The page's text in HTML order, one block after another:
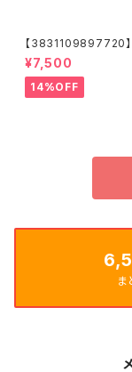
【3831109897720
oFuel Loop
erflush
L)
¥7,500
14%OFF
ま